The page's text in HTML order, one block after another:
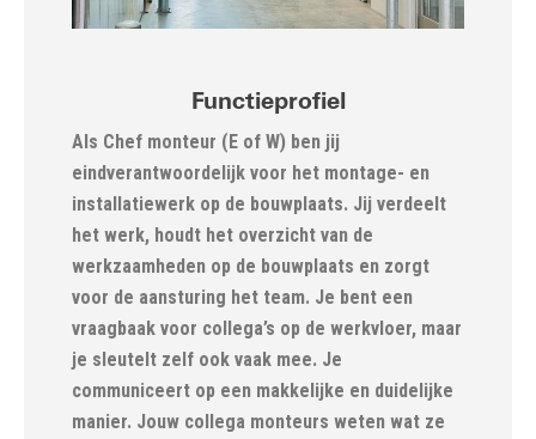
Functieprofiel
Als Chef monteur (E of W) ben jij
eindverantwoordelijk voor het montage- en
installatiewerk op de bouwplaats. Jij verdeelt
het werk, houdt het overzicht van de
werkzaamheden op de bouwplaats en zorgt
voor de aansturing het team. Je bent een
vraagbaak voor collega’s op de werkvloer, maar
je sleutelt zelf ook vaak mee. Je
communiceert op een makkelijke en duidelijke
manier. Jouw collega monteurs weten wat ze